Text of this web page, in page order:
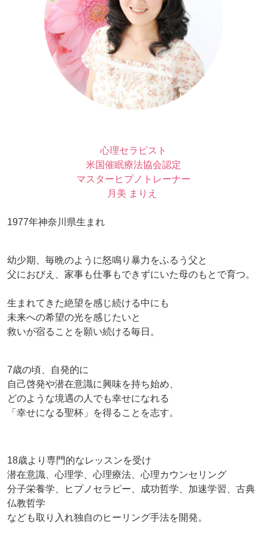
心理セラピスト
米国催眠療法協会認定
マスターヒプノトレーナー
月美 まりえ
1977年神奈川県生まれ
幼少期、毎晩のように怒鳴り暴力をふるう父と
父におびえ、家事も仕事もできずにいた母のもとで育つ。
生まれてきた絶望を感じ続ける中にも
未来への希望の光を感じたいと
救いが宿ることを願い続ける毎日。
7歳の頃、自発的に
自己啓発や潜在意識に興味を持ち始め、
どのような境遇の人でも幸せになれる
「幸せになる聖杯」を得ることを志す。
18歳より専門的なレッスンを受け
潜在意識、心理学、心理療法、心理カウンセリング
分子栄養学、ヒプノセラピー、成功哲学、加速学習、古典
仏教哲学
なども取り入れ独自のヒーリング手法を開発。